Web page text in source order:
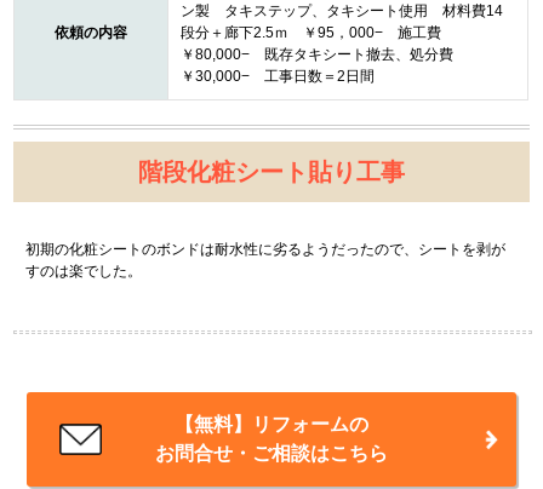
依頼の内容
ン製 タキステップ、タキシート使用 材料費14
段分＋廊下2.5ｍ ￥95，000− 施工費
￥80,000− 既存タキシート撤去、処分費
￥30,000− 工事日数＝2日間
階段化粧シート貼り工事
初期の化粧シートのボンドは耐水性に劣るようだったので、シートを剥が
すのは楽でした。
【無料】リフォームの
お問合せ・ご相談はこちら